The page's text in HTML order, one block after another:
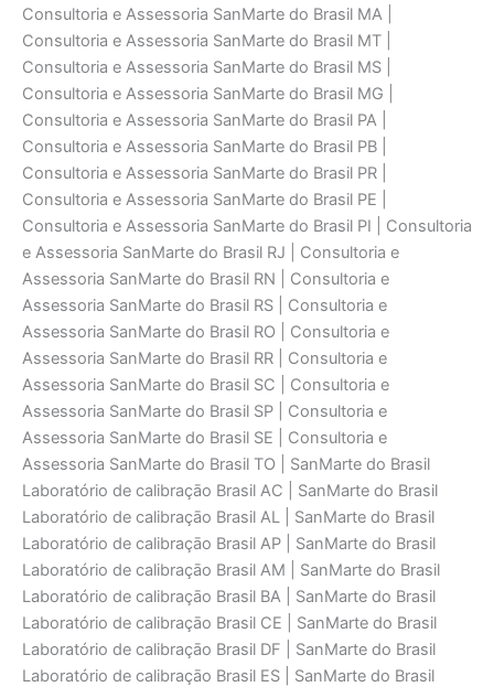
Consultoria e Assessoria SanMarte do Brasil MA |
Consultoria e Assessoria SanMarte do Brasil MT |
Consultoria e Assessoria SanMarte do Brasil MS |
Consultoria e Assessoria SanMarte do Brasil MG |
Consultoria e Assessoria SanMarte do Brasil PA |
Consultoria e Assessoria SanMarte do Brasil PB |
Consultoria e Assessoria SanMarte do Brasil PR |
Consultoria e Assessoria SanMarte do Brasil PE |
Consultoria e Assessoria SanMarte do Brasil PI | Consultoria
e Assessoria SanMarte do Brasil RJ | Consultoria e
Assessoria SanMarte do Brasil RN | Consultoria e
Assessoria SanMarte do Brasil RS | Consultoria e
Assessoria SanMarte do Brasil RO | Consultoria e
Assessoria SanMarte do Brasil RR | Consultoria e
Assessoria SanMarte do Brasil SC | Consultoria e
Assessoria SanMarte do Brasil SP | Consultoria e
Assessoria SanMarte do Brasil SE | Consultoria e
Assessoria SanMarte do Brasil TO | SanMarte do Brasil
Laboratório de calibraçāo Brasil AC | SanMarte do Brasil
Laboratório de calibraçāo Brasil AL | SanMarte do Brasil
Laboratório de calibraçāo Brasil AP | SanMarte do Brasil
Laboratório de calibraçāo Brasil AM | SanMarte do Brasil
Laboratório de calibraçāo Brasil BA | SanMarte do Brasil
Laboratório de calibraçāo Brasil CE | SanMarte do Brasil
Laboratório de calibraçāo Brasil DF | SanMarte do Brasil
Laboratório de calibraçāo Brasil ES | SanMarte do Brasil